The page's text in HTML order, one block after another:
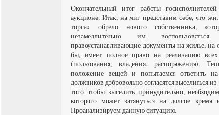
Окончательный итог работы
аукционе. Итак, на миг представим себе, что
торгах обрело нового собственника,
незамедлительно им
правоустанавливающие документы на жилье, на
бы, имеет полное право на реализацию всех
(пользования, владения, распоряжения).
положение вещей и попытаемся ответить на
должников добровольно согласятся выселиться
того чтобы выселить принудительно,
которого может затянуться на долгое
Проанализируем данную ситуацию.